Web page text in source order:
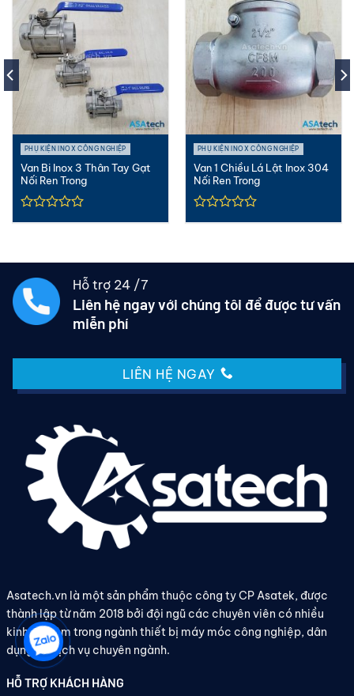
PHỤ KIỆN INOX CÔNG NGHIỆP
Van Bi Inox 3 Thân Tay Gạt
Nối Ren Trong
PHỤ KIỆN INOX CÔNG NGHIỆP
Van 1 Chiều Lá Lật Inox 304
Nối Ren Trong
Hỗ trợ 24 /7
Liên hệ ngay với chúng tôi để được tư vấn
miễn phí
LIÊN HỆ NGAY
Asatech.vn là một sản phẩm thuộc công ty CP Asatek, được
thành lập từ năm 2018 bởi đội ngũ các chuyên viên có nhiều
kinh nghiệm trong ngành thiết bị máy móc công nghiệp, dân
dụng và dịch vụ chuyên ngành.
HỖ TRỢ KHÁCH HÀNG